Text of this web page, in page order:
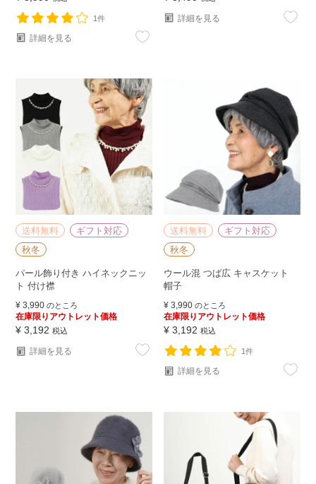
1件
詳細を見る
詳細を見る
送料無料
ギフト対応
秋冬
パール飾り付き ハイネックニッ
ト 付け襟
¥ 3,990 のところ
在庫限りアウトレット価格
¥ 3,192 税込
詳細を見る
送料無料
ギフト対応
秋冬
ウール混 つば広 キャスケット
帽子
¥ 3,990 のところ
在庫限りアウトレット価格
¥ 3,192 税込
1件
詳細を見る